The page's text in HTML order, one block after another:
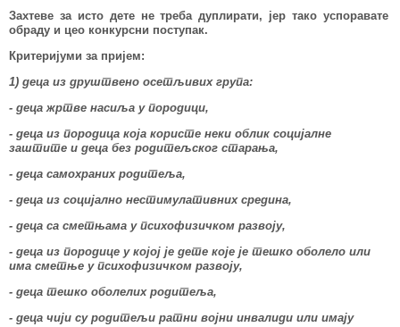
Захтеве за исто дете не треба дуплирати, јер тако успоравате
обраду и цео конкурсни поступак.
Критеријуми за пријем:
1) деца из друштвено осетљивих група:
- деца жртве насиља у породици,
- деца из породица која користе неки облик социјалне
заштите и деца без родитељског старања,
- деца самохраних родитеља,
- деца из социјално нестимулативних средина,
- деца са сметњама у психофизичком развоју,
- деца из породице у којој је дете које је тешко оболело или
има сметње у психофизичком развоју,
- деца тешко оболелих родитеља,
- деца чији су родитељи ратни војни инвалиди или имају